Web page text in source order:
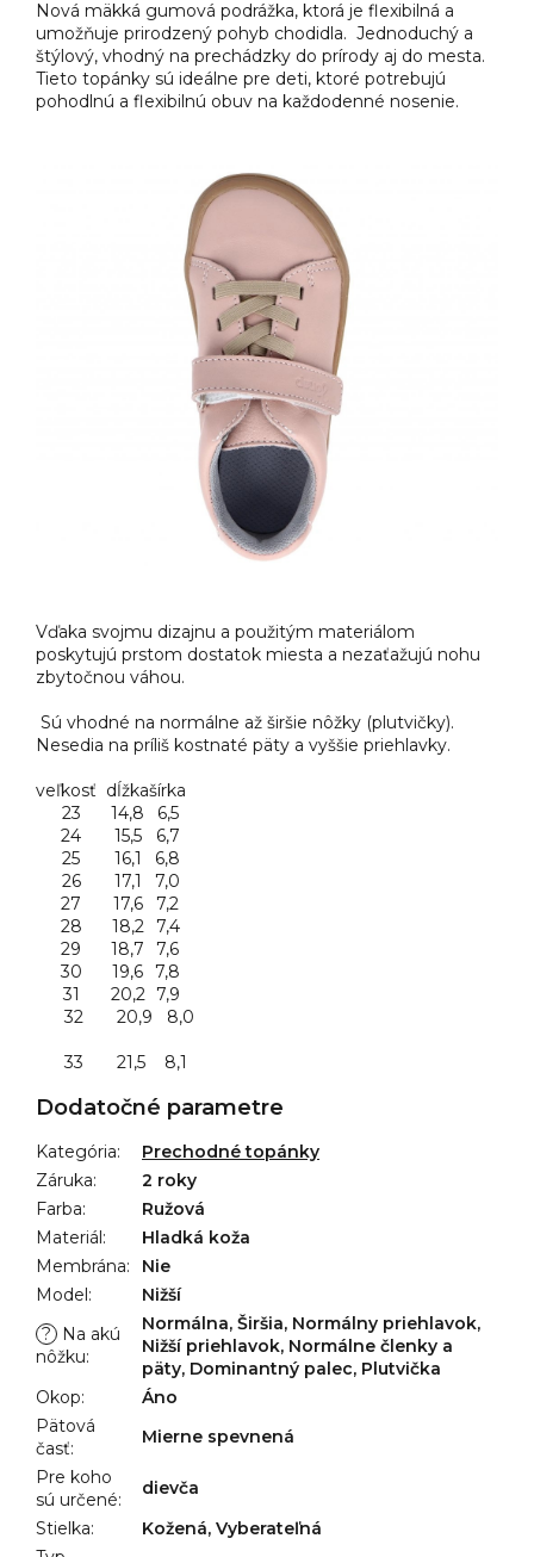
Nová mäkká gumová podrážka, ktorá je flexibilná a
umožňuje prirodzený pohyb chodidla. Jednoduchý a
štýlový, vhodný na prechádzky do prírody aj do mesta.
Tieto topánky sú ideálne pre deti, ktoré potrebujú
pohodlnú a flexibilnú obuv na každodenné nosenie.
Vďaka svojmu dizajnu a použitým materiálom
poskytujú prstom dostatok miesta a nezaťažujú nohu
zbytočnou váhou.
Sú vhodné na normálne až širšie nôžky (plutvičky).
Nesedia na príliš kostnaté päty a vyššie priehlavky.
veľkosť dĺžkašírka
23
14,8
6,5
24
15,5
6,7
25
16,1
6,8
26
17,1
7,0
27
17,6
7,2
28
18,2
7,4
29
18,7
7,6
30
19,6
7,8
31
20,2 7,9
32 20,9 8,0
33 21,5 8,1
Dodatočné parametre
Kategória:
Prechodné topánky
Záruka:
2 roky
Farba:
Ružová
Materiál :
Hladká koža
Membrána:
Nie
Model :
Nižší
?
Na akú
nôžku:
Normálna, Širšia, Normálny priehlavok,
Nižší priehlavok, Normálne členky a
päty, Dominantný palec, Plutvička
Okop:
Áno
Pätová
časť:
Mierne spevnená
Pre koho
sú určené:
dievča
Stielka:
Kožená, Vyberateľná